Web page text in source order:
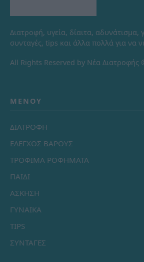
Διατροφή, υγεία, δίαιτα, αδυνάτισμα,
συνταγές, tips και άλλα πολλά για να
All Rights Reserved by Νέα Διατροφής
ΜΕΝΟΎ
ΔΙΑΤΡΟΦΗ
ΕΛΕΓΧΟΣ ΒΑΡΟΥΣ
ΤΡΟΦΙΜΑ ΡΟΦΗΜΑΤΑ
ΠΑΙΔΙ
ΑΣΚΗΣΗ
ΓΥΝΑΙΚΑ
TIPS
ΣΥΝΤΑΓΕΣ